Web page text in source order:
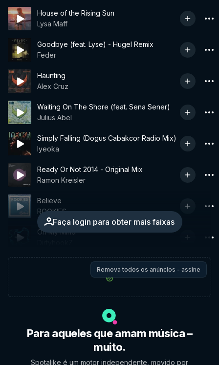
House of the Rising Sun
Lysa Maff
Goodbye (feat. Lyse) - Hugel Remix
Feder
Haunting
Alex Cruz
Waiting On The Shore (feat. Sena Sener)
Julius Abel
Simply Falling (Dogus Cabakcor Radio Mix)
Iyeoka
Ready Or Not 2014 - Original Mix
Ramon Kreisler
Faça login para obter mais faixas
Believe
ROOKIES
On My Mind
Remova todos os anúncios - assine
Para aqueles que amam música –
muito.
Spotalike é um motor independente, movido por